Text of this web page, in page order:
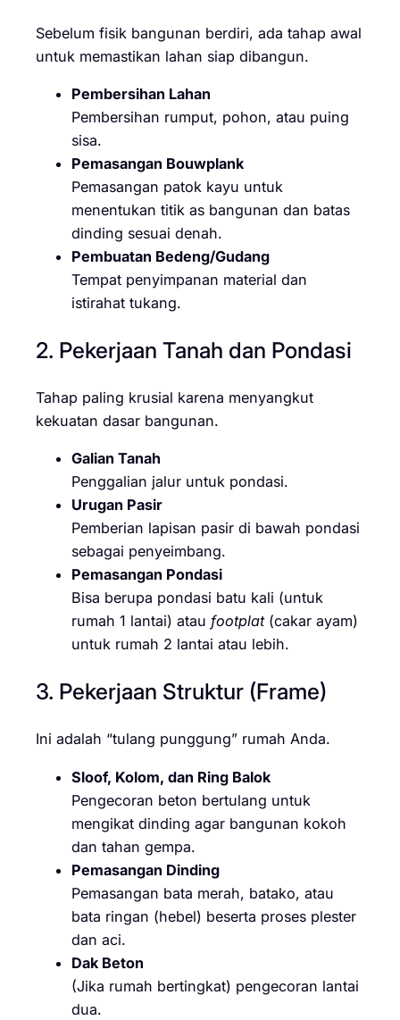
Sebelum fisik bangunan berdiri, ada tahap awal
untuk memastikan lahan siap dibangun.
Pembersihan Lahan
Pembersihan rumput, pohon, atau puing
sisa.
Pemasangan Bouwplank
Pemasangan patok kayu untuk
menentukan titik as bangunan dan batas
dinding sesuai denah.
Pembuatan Bedeng/Gudang
Tempat penyimpanan material dan
istirahat tukang.
2. Pekerjaan Tanah dan Pondasi
Tahap paling krusial karena menyangkut
kekuatan dasar bangunan.
Galian Tanah
Penggalian jalur untuk pondasi.
Urugan Pasir
Pemberian lapisan pasir di bawah pondasi
sebagai penyeimbang.
Pemasangan Pondasi
Bisa berupa pondasi batu kali (untuk
rumah 1 lantai) atau footplat(cakar ayam)
untuk rumah 2 lantai atau lebih.
3. Pekerjaan Struktur (Frame)
Ini adalah “tulang punggung” rumah Anda.
Sloof, Kolom, dan Ring Balok
Pengecoran beton bertulang untuk
mengikat dinding agar bangunan kokoh
dan tahan gempa.
Pemasangan Dinding
Pemasangan bata merah, batako, atau
bata ringan (hebel) beserta proses plester
dan aci.
Dak Beton
(Jika rumah bertingkat) pengecoran lantai
dua.